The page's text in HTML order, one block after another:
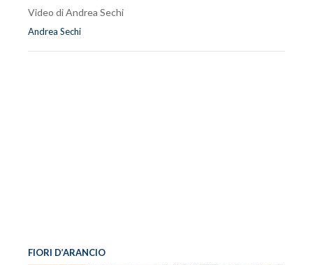
Video di Andrea Sechi
Andrea Sechi
FIORI D’ARANCIO